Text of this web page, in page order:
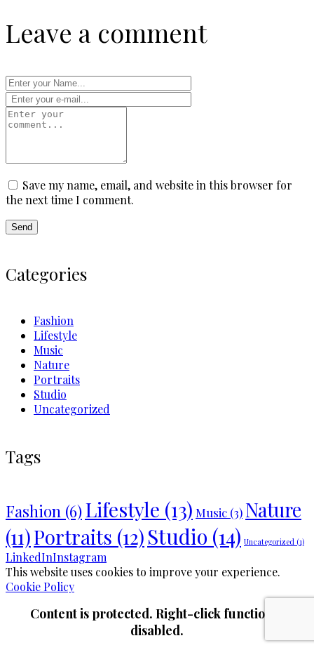
Leave a comment
Save my name, email, and website in this browser for
the next time I comment.
Categories
Fashion
Lifestyle
Music
Nature
Portraits
Studio
Uncategorized
Tags
Fashion (6)Lifestyle (13) Music (3) Nature
(11)Portraits (12)Studio (14) Uncategorized (1)
LinkedInInstagram
This website uses cookies to improve your experience.
Cookie Policy
Content is protected. Right-click function is
disabled.